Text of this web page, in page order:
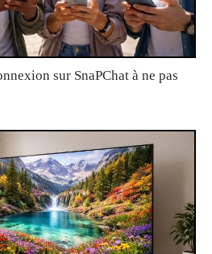
sur SnaPChat à ne pas